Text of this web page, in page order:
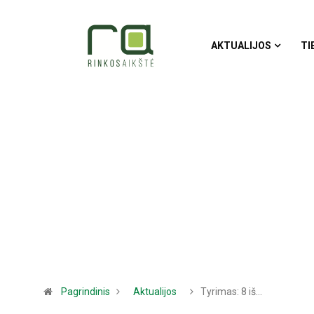
AKTUALIJOS
Pagrindinis Aktualijos Tyrimas: 8 iš…